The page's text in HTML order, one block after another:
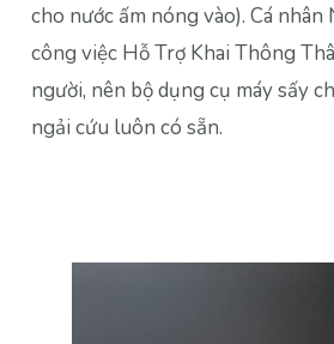
cho nước ấm nóng vào). Cá nhân
công việc Hỗ Trợ Khai Thông
người, nên bộ dụng cụ máy sấy
ngải cứu luôn có sẵn.